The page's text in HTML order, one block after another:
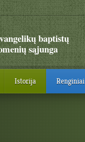
baptistų
sąjunga
Istorija Renginiai